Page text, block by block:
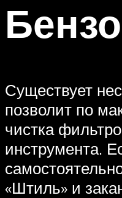
Существует
позволит по
чистка
инструмента.
«Штиль» и